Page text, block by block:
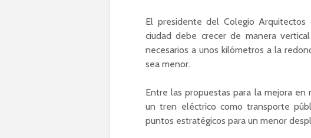
El presidente del Colegio Arquitectos
ciudad debe crecer de manera
necesarios a unos kilómetros a la
sea menor.
Entre las propuestas para la mejora
un tren eléctrico como transporte
puntos estratégicos para un menor